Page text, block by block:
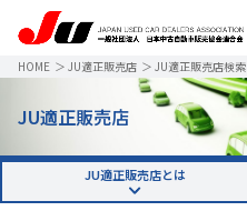
HOME ＞ JU適正販売店 ＞ JU適正販売店検索
JU適正販売店
JU適正販売店とは